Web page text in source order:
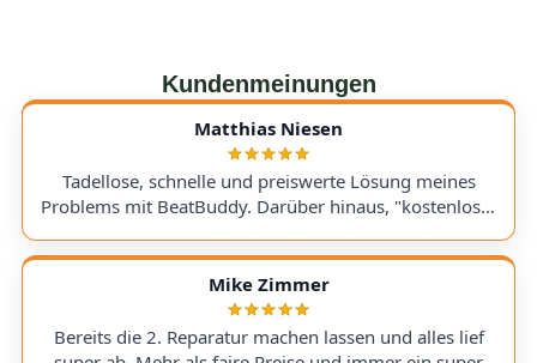
Kundenmeinungen
Matthias Niesen
Tadellose, schnelle und preiswerte Lösung meines
Problems mit BeatBuddy. Darüber hinaus, "kostenloser
bringe. Kommunikation lief hervorragend und die
Rücksendung meines Gerätes ging schnell und
einwandfrei. Ich kann AudioTechniker.de
uneingeschränkt empfehlen. Schön, dass es so etwas
noch gibt! A flawless, fast, and affordable solution to
Mike Zimmer
Bereits die 2. Reparatur machen lassen und alles lief